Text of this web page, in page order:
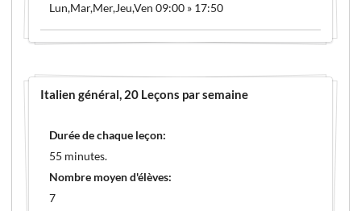
Lun,Mar,Mer,Jeu,Ven 09:00 » 17:50
Italien général, 20 Leçons par semaine
Durée de chaque leçon:
55 minutes.
Nombre moyen d'élèves:
7